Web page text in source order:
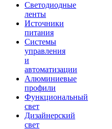
Светодиодные
ленты
Источники
питания
Системы
управления
и
автоматизации
Алюминиевые
профили
Функциональный
свет
Дизайнерский
свет